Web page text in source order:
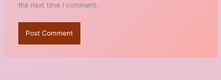
the next time I comment.